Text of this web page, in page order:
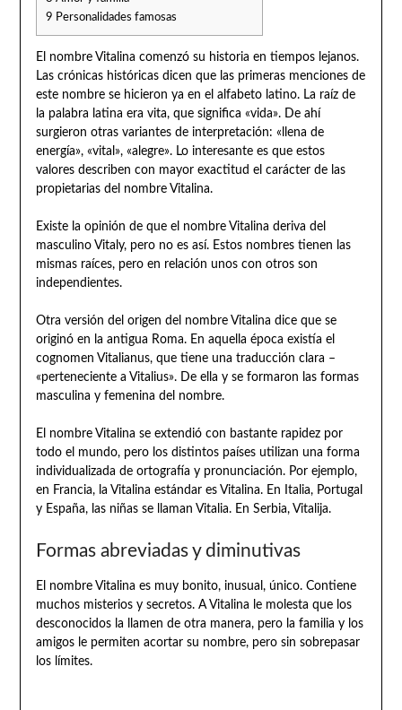
9 Personalidades famosas
El nombre Vitalina comenzó su historia en tiempos lejanos.
Las crónicas históricas dicen que las primeras menciones de
este nombre se hicieron ya en el alfabeto latino. La raíz de
la palabra latina era vita, que significa «vida». De ahí
surgieron otras variantes de interpretación: «llena de
energía», «vital», «alegre». Lo interesante es que estos
valores describen con mayor exactitud el carácter de las
propietarias del nombre Vitalina.
Existe la opinión de que el nombre Vitalina deriva del
masculino Vitaly, pero no es así. Estos nombres tienen las
mismas raíces, pero en relación unos con otros son
independientes.
Otra versión del origen del nombre Vitalina dice que se
originó en la antigua Roma. En aquella época existía el
cognomen Vitalianus, que tiene una traducción clara –
«perteneciente a Vitalius». De ella y se formaron las formas
masculina y femenina del nombre.
El nombre Vitalina se extendió con bastante rapidez por
todo el mundo, pero los distintos países utilizan una forma
individualizada de ortografía y pronunciación. Por ejemplo,
en Francia, la Vitalina estándar es Vitalina. En Italia, Portugal
y España, las niñas se llaman Vitalia. En Serbia, Vitalija.
Formas abreviadas y diminutivas
El nombre Vitalina es muy bonito, inusual, único. Contiene
muchos misterios y secretos. A Vitalina le molesta que los
desconocidos la llamen de otra manera, pero la familia y los
amigos le permiten acortar su nombre, pero sin sobrepasar
los límites.